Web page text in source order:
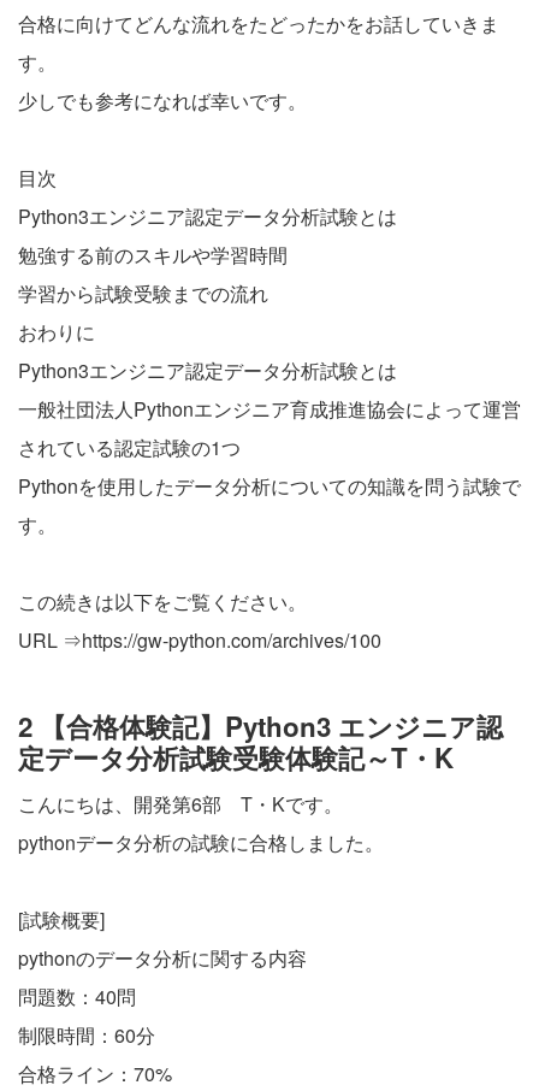
合格に向けてどんな流れをたどったかをお話していきま
す。
少しでも参考になれば幸いです。
目次
Python3エンジニア認定データ分析試験とは
勉強する前のスキルや学習時間
学習から試験受験までの流れ
おわりに
Python3エンジニア認定データ分析試験とは
一般社団法人Pythonエンジニア育成推進協会によって運営
されている認定試験の1つ
Pythonを使用したデータ分析についての知識を問う試験で
す。
この続きは以下をご覧ください。
URL ⇒https://gw-python.com/archives/100
2 【合格体験記】Python3 エンジニア認
定データ分析試験受験体験記～T・K
こんにちは、開発第6部 T・Kです。
pythonデータ分析の試験に合格しました。
[試験概要]
pythonのデータ分析に関する内容
問題数：40問
制限時間：60分
合格ライン：70%